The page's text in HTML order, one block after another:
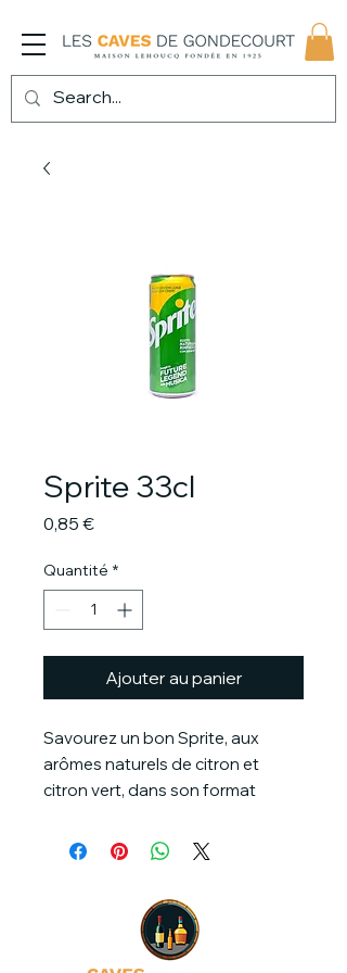
Sprite 33cl
0,85 €Prix
Quantité *
Ajouter au panier
Savourez un bon Sprite, aux
arômes naturels de citron et
citron vert, dans son format